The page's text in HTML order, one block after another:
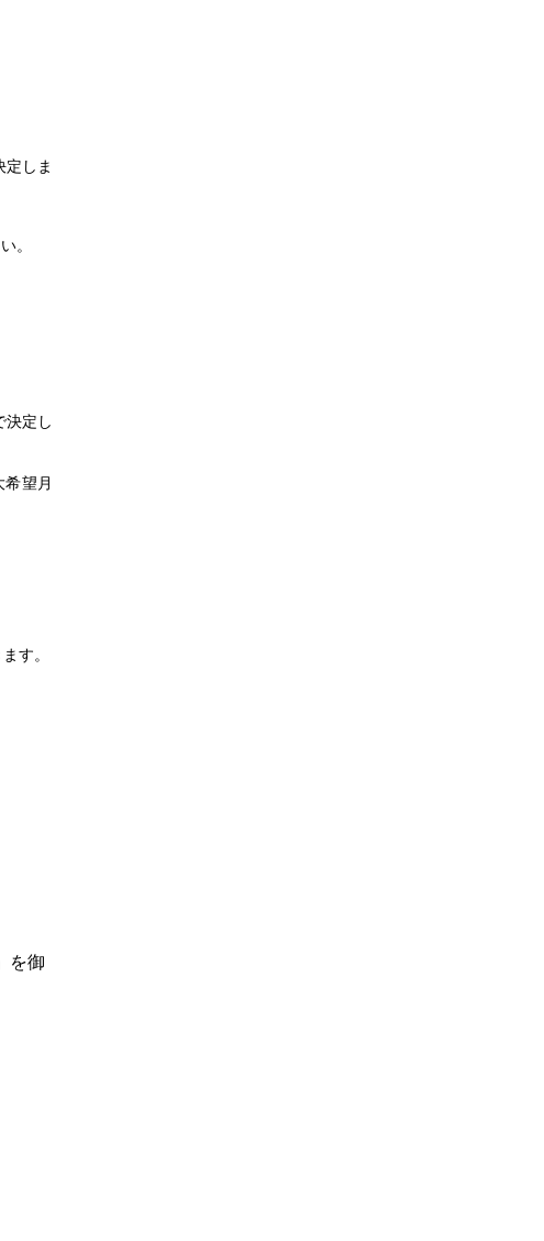
しま
。
決定し
望月
す。
を御